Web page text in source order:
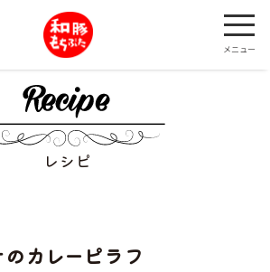
レシピ
カレーピラフ